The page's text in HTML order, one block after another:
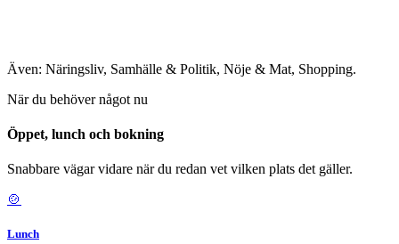
Även: Näringsliv, Samhälle & Politik, Nöje & Mat, Shopping.
När du behöver något nu
Öppet, lunch och bokning
Snabbare vägar vidare när du redan vet vilken plats det gäller.
🍲
Lunch